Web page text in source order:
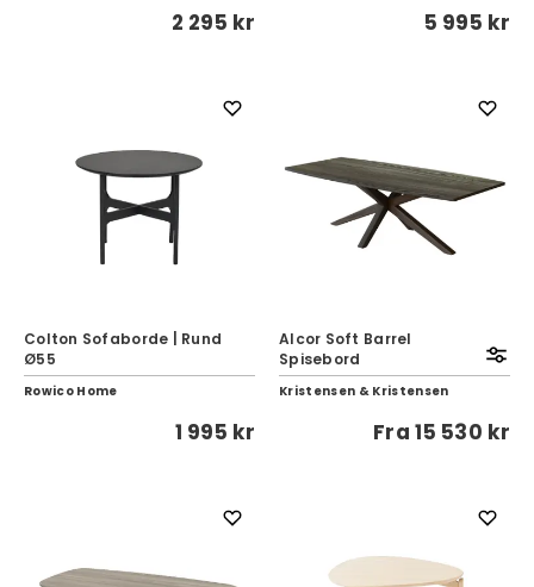
2 295 kr 5 995 kr
Colton Sofaborde | Rund
Ø55
Rowico Home
1 995 kr
Alcor Soft Barrel
Spisebord
Kristensen & Kristensen
Fra15 530 kr